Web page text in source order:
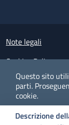
Questo sito
parti.
cookie.
Descrizione
Small
Note legali
Cookies Policy
Policy privacy e
Albo pretorio on-line
Dichiarazione di